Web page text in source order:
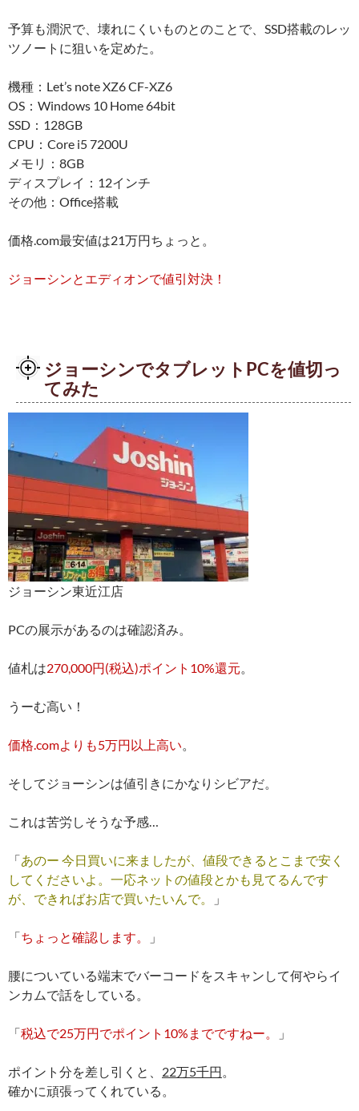
予算も潤沢で、壊れにくいものとのことで、SSD搭載のレッ
ツノートに狙いを定めた。
機種：Let’s note XZ6 CF-XZ6
OS：Windows 10 Home 64bit
SSD：128GB
CPU：Core i5 7200U
メモリ：8GB
ディスプレイ：12インチ
その他：Office搭載
価格.com最安値は21万円ちょっと。
ジョーシンとエディオンで値引対決！
ジョーシンでタブレットPCを値切っ
てみた
ジョーシン東近江店
PCの展示があるのは確認済み。
値札は270,000円(税込)ポイント10%還元。
うーむ高い！
価格.comよりも5万円以上高い。
そしてジョーシンは値引きにかなりシビアだ。
これは苦労しそうな予感…
「あのー 今日買いに来ましたが、値段できるとこまで安く
してくださいよ。一応ネットの値段とかも見てるんです
が、できればお店で買いたいんで。
」
「ちょっと確認します。 」
腰についている端末でバーコードをスキャンして何やらイ
ンカムで話をしている。
「税込で25万円でポイント10%までですねー。 」
ポイント分を差し引くと、 22万5千円。
確かに頑張ってくれている。